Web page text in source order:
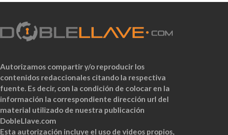
Autorizamos compartir y/o reproducir los
contenidos redaccionales citando la respectiva
fuente. Es decir, con la condición de colocar en la
información la correspondiente dirección url del
material utilizado de nuestra publicación
DobleLlave.com
Esta autorización incluye el uso de videos propios,